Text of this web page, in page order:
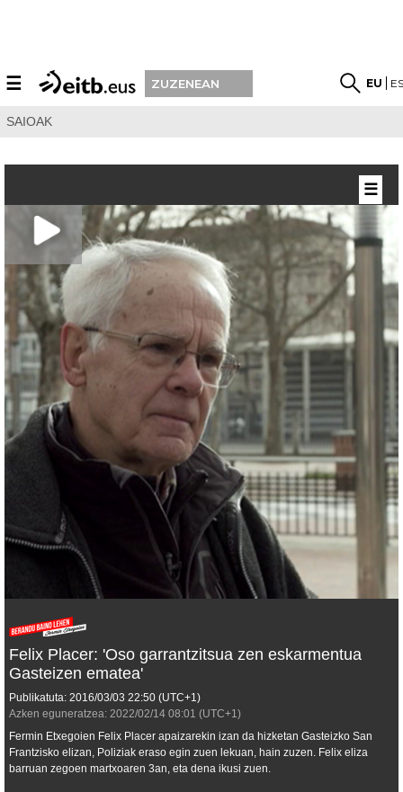
☰ ZUZENEAN EU
SAIOAK
Felix Placer: 'Oso garrantzitsua zen eskarmentua
Gasteizen ematea'
Publikatuta: 2016/03/03 22:50 (UTC+1)
Azken eguneratzea: 2022/02/14 08:01 (UTC+1)
Fermin Etxegoien Felix Placer apaizarekin izan da hizketan Gasteizko San
Frantzisko elizan, Poliziak eraso egin zuen lekuan, hain zuzen. Felix eliza
barruan zegoen martxoaren 3an, eta dena ikusi zuen.
☰